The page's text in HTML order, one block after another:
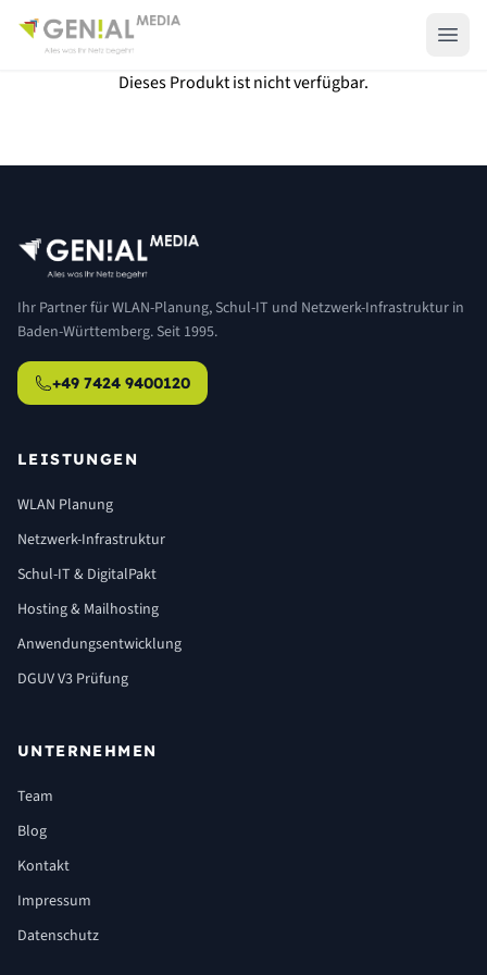
Dieses Produkt ist nicht verfügbar.
Ihr Partner für WLAN-Planung, Schul-IT und Netzwerk-Infrastruktur in
Baden-Württemberg. Seit 1995.
+49 7424 9400120
LEISTUNGEN
WLAN Planung
Netzwerk-Infrastruktur
Schul-IT & DigitalPakt
Hosting & Mailhosting
Anwendungsentwicklung
DGUV V3 Prüfung
UNTERNEHMEN
Team
Blog
Kontakt
Impressum
Datenschutz